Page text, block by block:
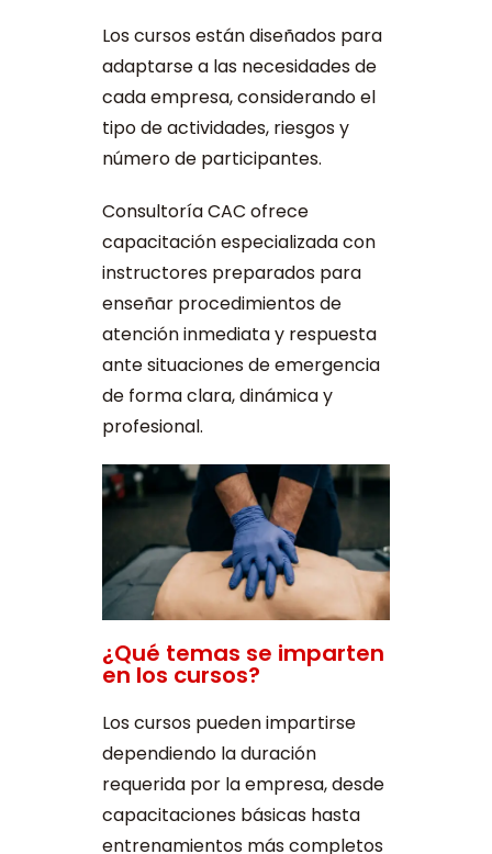
Los cursos están diseñados para
adaptarse a las necesidades de
cada empresa, considerando el
tipo de actividades, riesgos y
número de participantes.
Consultoría CAC ofrece
capacitación especializada con
instructores preparados para
enseñar procedimientos de
atención inmediata y respuesta
ante situaciones de emergencia
de forma clara, dinámica y
profesional.
¿Qué temas se imparten
en los cursos?
Los cursos pueden impartirse
dependiendo la duración
requerida por la empresa, desde
capacitaciones básicas hasta
entrenamientos más completos